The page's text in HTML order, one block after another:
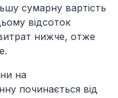
сумарну вартість
відсоток
нижче, отже
на
починається від